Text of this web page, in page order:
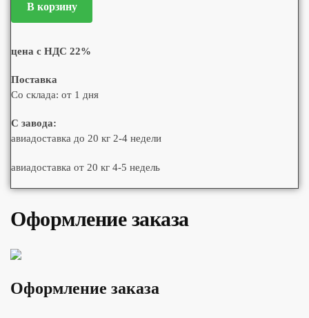
В корзину
цена с НДС 22%
Поставка
Со склада: от 1 дня
С завода:
авиадоставка до 20 кг 2-4 недели
авиадоставка от 20 кг 4-5 недель
Оформление заказа
Оформление заказа